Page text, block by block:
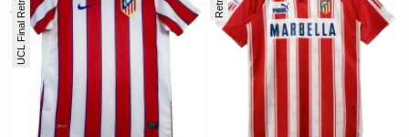
UCL Final Retro Retro